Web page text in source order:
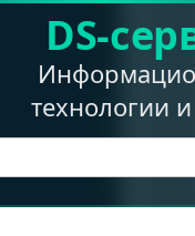
DS-
технологии